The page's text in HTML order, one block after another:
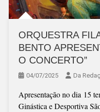
ORQUESTRA
BENTO
O CONCERTO”
04/07/2025 Da
Apresentação no dia 15
Ginástica e Desportiva